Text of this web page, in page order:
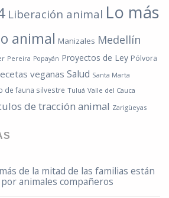
Liberación animal Lo más
animal Manizales Medellín
Pereira Popayán Proyectos de Ley Pólvora
veganas Salud Santa Marta
de fauna silvestre Tuluá Valle del Cauca
de tracción animal Zarigüeyas
de la mitad de las familias están
animales compañeros